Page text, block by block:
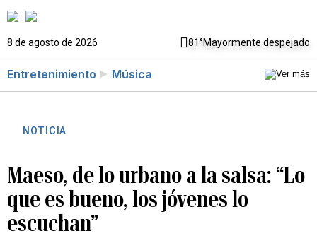
8 de agosto de 2026 81°Mayormente despejado
Entretenimiento Música
NOTICIA
Maeso, de lo urbano a la salsa: “Lo
que es bueno, los jóvenes lo
escuchan”